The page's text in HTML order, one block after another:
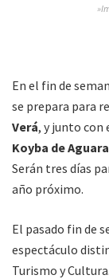
En el fin de
se prepara para
Verá, y junto con
Koyba de
Serán tres días
año próximo.
El pasado fin de
espectáculo
Turismo y